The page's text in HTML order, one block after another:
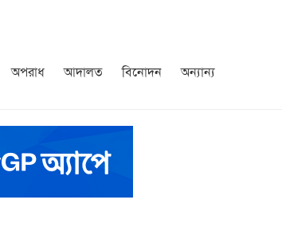
অপরাধ আদালত বিনোদন অন্যান্য